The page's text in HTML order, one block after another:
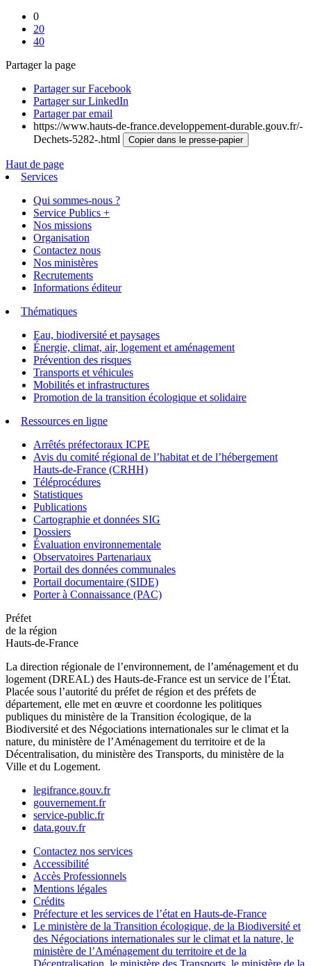
0
20
40
Partager la page
Partager sur Facebook
Partager sur LinkedIn
Partager par email
https://www.hauts-de-france.developpement-durable.gouv.fr/-
Dechets-5282-.html
Copier dans le presse-papier
Haut de page
Services
Qui sommes-nous ?
Service Publics +
Nos missions
Organisation
Contactez nous
Nos ministères
Recrutements
Informations éditeur
Thématiques
Eau, biodiversité et paysages
Énergie, climat, air, logement et aménagement
Prévention des risques
Transports et véhicules
Mobilités et infrastructures
Promotion de la transition écologique et solidaire
Ressources en ligne
Arrêtés préfectoraux ICPE
Avis du comité régional de l’habitat et de l’hébergement
Hauts-de-France (CRHH)
Téléprocédures
Statistiques
Publications
Cartographie et données SIG
Dossiers
Évaluation environnementale
Observatoires Partenariaux
Portail des données communales
Portail documentaire (SIDE)
Porter à Connaissance (PAC)
Préfet
de la région
Hauts-de-France
La direction régionale de l’environnement, de l’aménagement et du
logement (DREAL) des Hauts-de-France est un service de l’État.
Placée sous l’autorité du préfet de région et des préfets de
département, elle met en œuvre et coordonne les politiques
publiques du ministère de la Transition écologique, de la
Biodiversité et des Négociations internationales sur le climat et la
nature, du ministère de l’Aménagement du territoire et de la
Décentralisation, du ministère des Transports, du ministère de la
Ville et du Logement.
legifrance.gouv.fr
gouvernement.fr
service-public.fr
data.gouv.fr
Contactez nos services
Accessibilité
Accès Professionnels
Mentions légales
Crédits
Préfecture et les services de l’état en Hauts-de-France
Le ministère de la Transition écologique, de la Biodiversité et
des Négociations internationales sur le climat et la nature, le
ministère de l’Aménagement du territoire et de la